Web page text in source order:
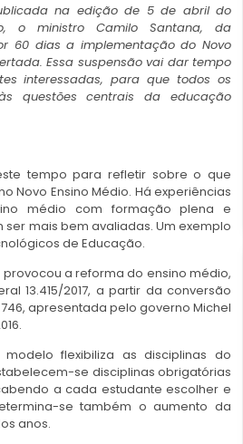
na edição de 5 de abril do
o ministro Camilo Santana, da
60 dias a implementação do Novo
Essa suspensão vai dar tempo
interessadas, para que todos os
questões centrais da educação
tempo para refletir sobre o que
Novo Ensino Médio. Há experiências
médio com formação plena e
mais bem avaliadas. Um exemplo
de Educação.
provocou a reforma do ensino médio,
13.415/2017, a partir da conversão
apresentada pelo governo Michel
flexibiliza as disciplinas do
se disciplinas obrigatórias
a cada estudante escolher e
se também o aumento da
anos.